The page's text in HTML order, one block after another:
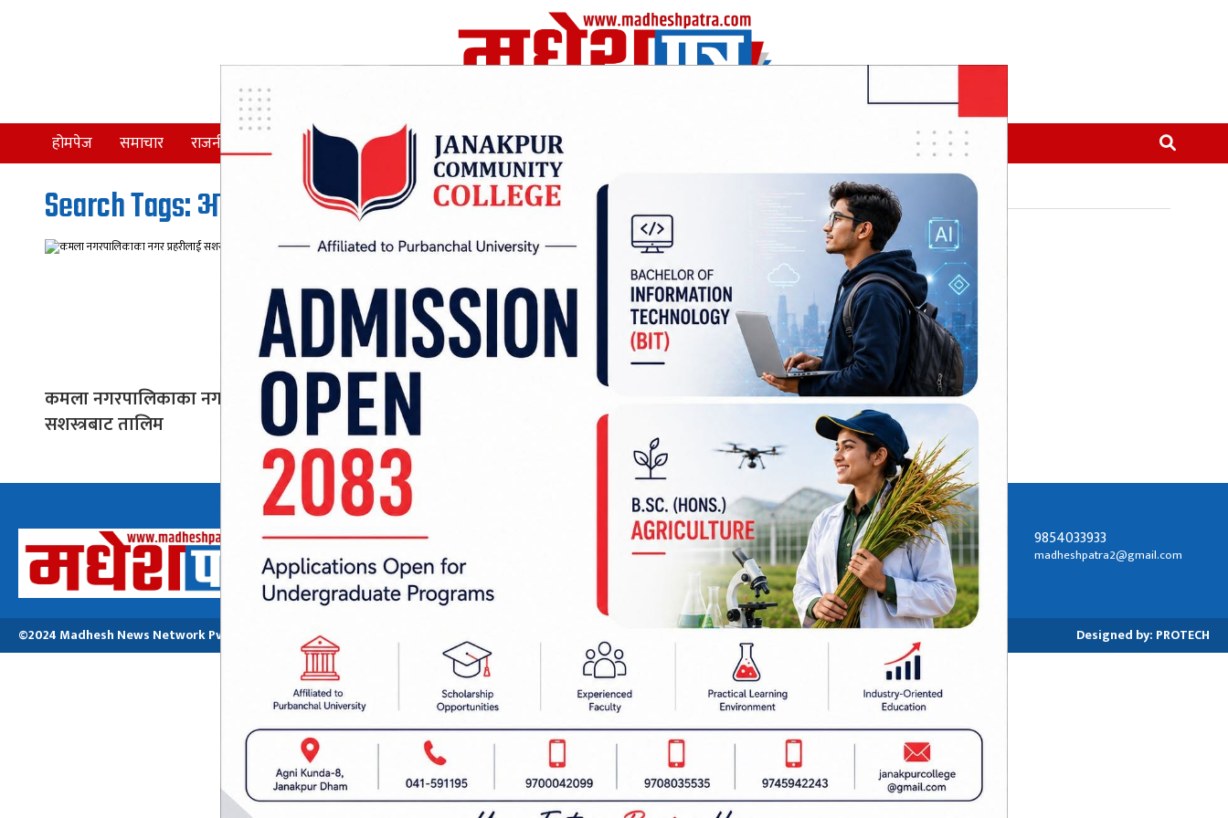
होमपेज समाचार राजनीति समाज देश विचार अर्थ/वाणिज शिक्षा थप
Search Tags: आधारभुत तालीम
कमला नगरपालिकाका नगर प्रहरीलाई
सशस्त्रबाट तालिम
अध्यक्ष तथा प्रबन्ध निर्देशक:
मनोजकुमार मोरबैता
हाम्रो टीम : सम्पर्क ठेगाना:
जनकपुरधाम-२, धनुषा
9854033933
madheshpatra2@gmail.com
©2024 Madhesh News Network Pvt. ltd | All Rights Reserved. Designed by: PROTECH